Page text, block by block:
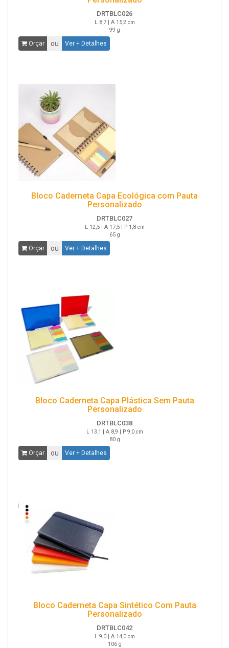
DRTBLC026
L 8,7 | A 15,2 cm
99 g
Orçar ou Ver + Detalhes
Bloco Caderneta Capa Ecológica com Pauta
Personalizado
DRTBLC027
L 12,5 | A 17,5 | P 1,8 cm
65 g
Orçar ou Ver + Detalhes
Bloco Caderneta Capa Plástica Sem Pauta
Personalizado
DRTBLC038
L 13,1 | A 8,9 | P 9,0 cm
80 g
Orçar ou Ver + Detalhes
Bloco Caderneta Capa Sintético Com Pauta
Personalizado
DRTBLC042
L 9,0 | A 14,0 cm
106 g